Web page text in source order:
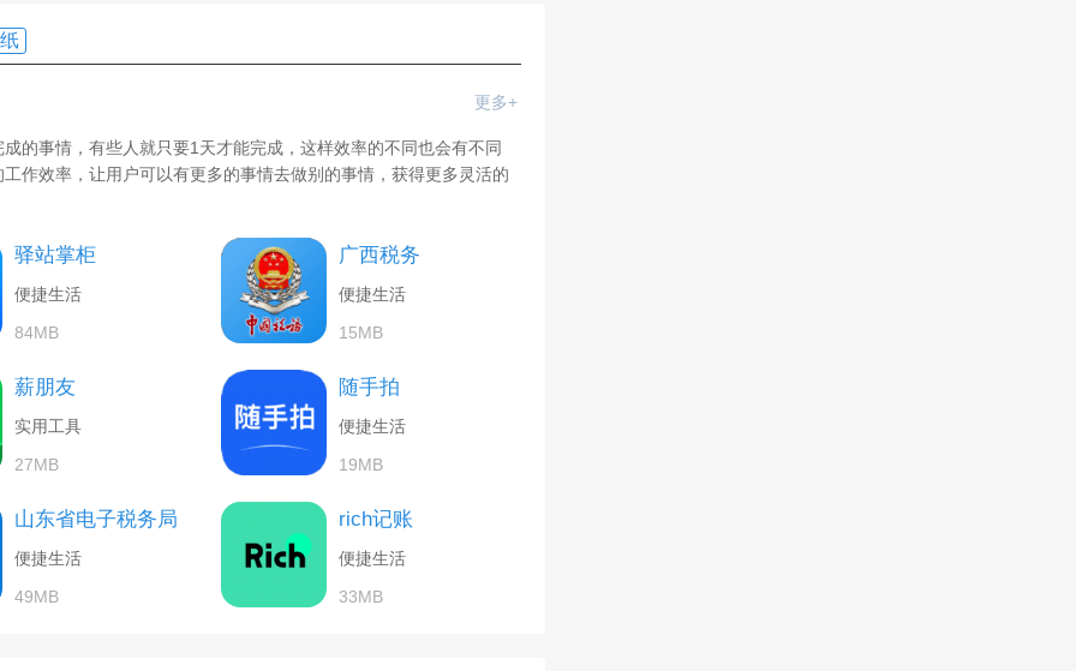
更多+
的事情，有些人就只要1天才能完成，这样效率的不同也会有不同
作效率，让用户可以有更多的事情去做别的事情，获得更多灵活的
驿站掌柜
便捷生活
84MB
广西税务
便捷生活
15MB
薪朋友
实用工具
27MB
随手拍
便捷生活
19MB
山东省电子税务局
便捷生活
49MB
rich记账
便捷生活
33MB